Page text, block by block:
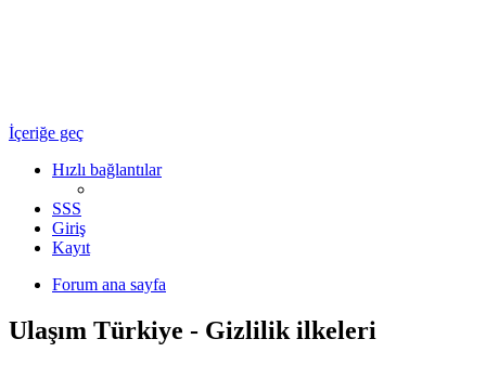
İçeriğe geç
Hızlı bağlantılar
SSS
Giriş
Kayıt
Forum ana sayfa
Ulaşım Türkiye - Gizlilik ilkeleri